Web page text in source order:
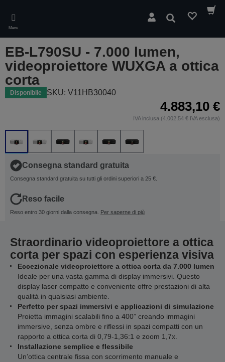
main
content
Menu
Cerca
EB-L790SU - 7.000 lumen,
videoproiettore WUXGA a ottica
corta
Disponibile SKU: V11HB30040
4.883,10 €
IVA inclusa (4.002,54 € IVA esclusa)
Consegna standard gratuita
Consegna standard gratuita su tutti gli ordini superiori a 25 €.
Reso facile
Reso entro 30 giorni dalla consegna. Per saperne di più
Straordinario videoproiettore a ottica
corta per spazi con esperienza visiva
Eccezionale videoproiettore a ottica corta da 7.000 lumen
Ideale per una vasta gamma di display immersivi. Questo
display laser compatto e conveniente offre prestazioni di alta
qualità in qualsiasi ambiente.
Perfetto per spazi immersivi e applicazioni di simulazione
Proietta immagini scalabili fino a 400” creando immagini
immersive, senza ombre e riflessi in spazi compatti con un
rapporto a ottica corta di 0,79-1,36:1 e zoom 1,7x.
Installazione semplice e flessibile
Un’ottica centrale fissa con scorrimento manuale e